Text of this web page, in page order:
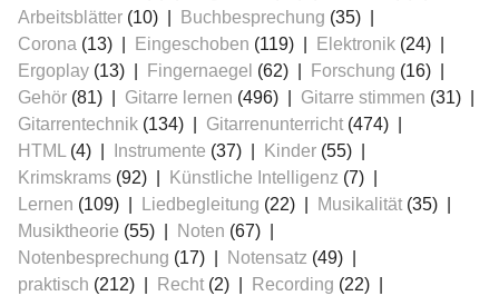
Arbeitsblätter (10) Buchbesprechung (35)
Corona (13) Eingeschoben (119) Elektronik (24)
Ergoplay (13) Fingernaegel (62) Forschung (16)
Gehör (81) Gitarre lernen (496) Gitarre stimmen (31)
Gitarrentechnik (134) Gitarrenunterricht (474)
HTML
(4) Instrumente (37) Kinder (55)
Krimskrams (92) Künstliche Intelligenz (7)
Lernen (109) Liedbegleitung (22) Musikalität (35)
Musiktheorie (55) Noten (67)
Notenbesprechung (17) Notensatz (49)
praktisch (212) Recht (2) Recording (22)